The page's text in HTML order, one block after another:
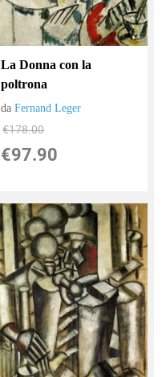
La Donna con la
poltrona
daFernand Leger
€178.00
€97.90